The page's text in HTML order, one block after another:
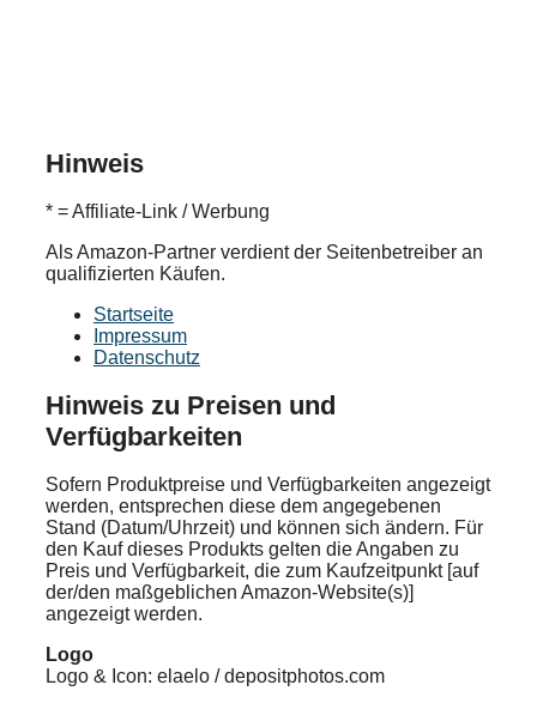
Hinweis
* = Affiliate-Link / Werbung
Als Amazon-Partner verdient der Seitenbetreiber an
qualifizierten Käufen.
Startseite
Impressum
Datenschutz
Hinweis zu Preisen und
Verfügbarkeiten
Sofern Produktpreise und Verfügbarkeiten angezeigt
werden, entsprechen diese dem angegebenen
Stand (Datum/Uhrzeit) und können sich ändern. Für
den Kauf dieses Produkts gelten die Angaben zu
Preis und Verfügbarkeit, die zum Kaufzeitpunkt [auf
der/den maßgeblichen Amazon-Website(s)]
angezeigt werden.
Logo
Logo & Icon: elaelo / depositphotos.com